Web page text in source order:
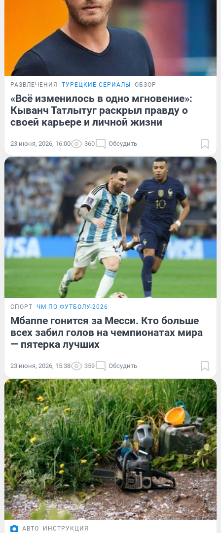
РАЗВЛЕЧЕНИЯ ТУРЕЦКИЕ СЕРИАЛЫ ОБЗОР
«Всё изменилось в одно мгновение»:
Кыванч Татлытуг раскрыл правду о
своей карьере и личной жизни
23 июня, 2026, 16:00 360 Обсудить
СПОРТ ЧМ ПО ФУТБОЛУ-2026
Мбаппе гонится за Месси. Кто больше
всех забил голов на чемпионатах мира
— пятерка лучших
23 июня, 2026, 15:38 359 Обсудить
АВТО ИНСТРУКЦИЯ